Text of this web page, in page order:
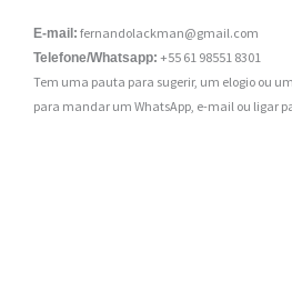
E-mail: fernandolackman@gmail.com
Telefone/Whatsapp: +55 61 98551 8301
Tem uma pauta para sugerir, um elogio ou
para mandar um WhatsApp, e-mail ou ligar